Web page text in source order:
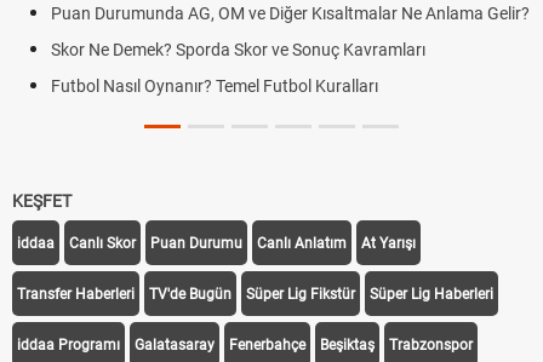
Puan Durumunda AG, OM ve Diğer Kısaltmalar Ne Anlama Gelir?
Skor Ne Demek? Sporda Skor ve Sonuç Kavramları
Futbol Nasıl Oynanır? Temel Futbol Kuralları
KEŞFET
iddaa Canlı Skor Puan Durumu Canlı Anlatım At Yarışı
Transfer Haberleri TV'de Bugün Süper Lig Fikstür Süper Lig Haberleri
iddaa Programı Galatasaray Fenerbahçe Beşiktaş Trabzonspor